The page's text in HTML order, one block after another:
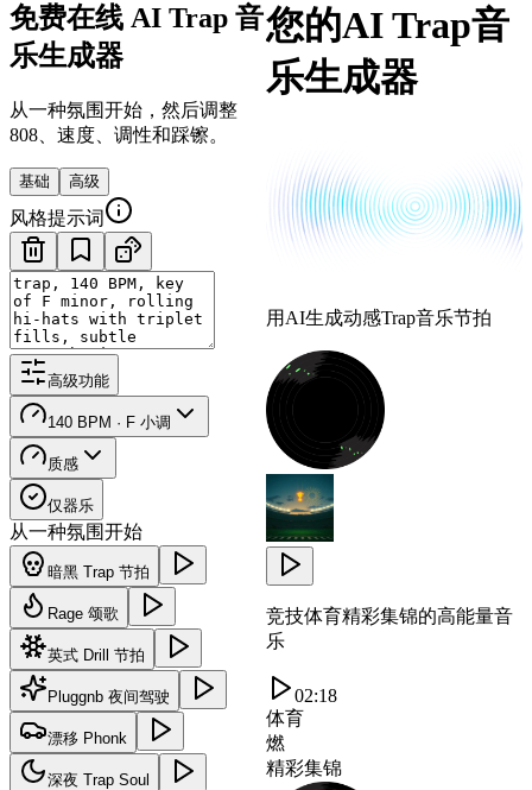
免费在线 AI Trap 音
乐生成器
从一种氛围开始，然后调整
808、速度、调性和踩镲。
基础 高级
风格提示词
高级功能
140 BPM · F 小调
质感
仅器乐
从一种氛围开始
暗黑 Trap 节拍
Rage 颂歌
英式 Drill 节拍
Pluggnb 夜间驾驶
漂移 Phonk
深夜 Trap Soul
您的AI Trap音
乐生成器
用AI生成动感Trap音乐节拍
竞技体育精彩集锦的高能量音
乐
02:18
体育
燃
精彩集锦